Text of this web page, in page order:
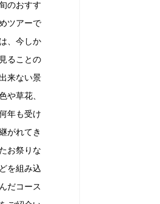
のおすす
ツアーで
は、今しか
見ることの
来ない景
や草花、
年も受け
がれてき
たお祭りな
どを組み込
んだコース